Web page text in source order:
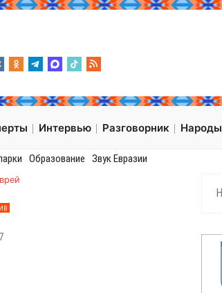
Интервью Разговорник Народы
Образование Звук Евразии